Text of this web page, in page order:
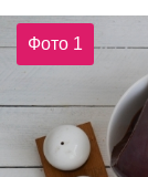
Фото 1